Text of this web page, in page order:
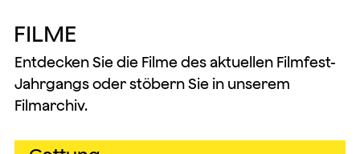
FILME
Entdecken Sie die Filme des aktuellen Filmfest-
Jahrgangs oder stöbern Sie in unserem
Filmarchiv.